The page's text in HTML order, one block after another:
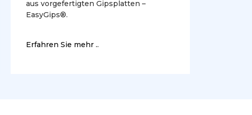
aus vorgefertigten Gipsplatten –
EasyGips®.
Erfahren Sie mehr ..